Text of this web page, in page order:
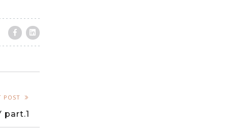
POST
part.1